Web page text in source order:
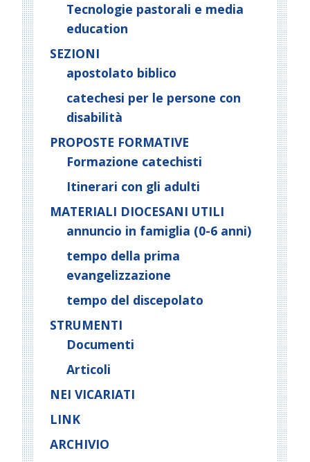
Tecnologie pastorali e media
education
SEZIONI
apostolato biblico
catechesi per le persone con
disabilità
PROPOSTE FORMATIVE
Formazione catechisti
Itinerari con gli adulti
MATERIALI DIOCESANI UTILI
annuncio in famiglia (0-6 anni)
tempo della prima
evangelizzazione
tempo del discepolato
STRUMENTI
Documenti
Articoli
NEI VICARIATI
LINK
ARCHIVIO